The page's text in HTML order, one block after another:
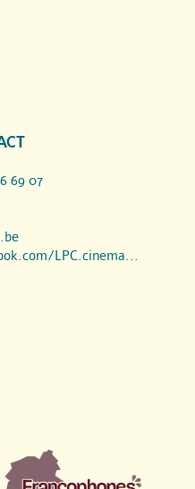
69 07
LPC.cinema...